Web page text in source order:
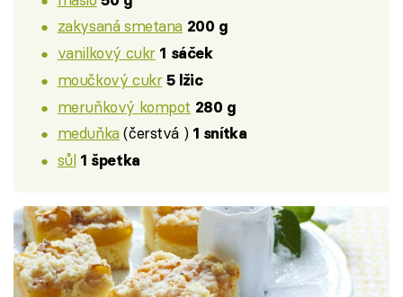
zakysaná smetana 200 g
vanilkový cukr 1 sáček
moučkový cukr 5 lžic
meruňkový kompot 280 g
meduňka(čerstvá ) 1 snítka
sůl 1 špetka